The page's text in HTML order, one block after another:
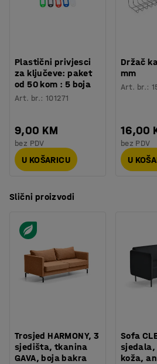
Sofa ima presvlaku od izdržljive
Broj sjedala:
Montaža: Dolazi sastavljeno
Plastični privjesci
za ključeve: paket
od 50 kom : 5 boja
Art. br.:101271
9,00 KM
bez PDV
U KOŠARICU
Držač
mm
Art. br.:
16,00
bez PDV
U
Slični proizvodi
Trosjed HARMONY, 3
sjedišta, tkanina
GAVA, boja bakra
Sofa
koža,